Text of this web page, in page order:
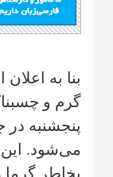
بنا به
گرم و
پنجشنبه در
می‌شود. این
بخاطر گرما